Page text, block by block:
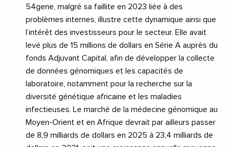
54gene, malgré sa faillite en 2023 liée à des
problèmes internes, illustre cette dynamique ainsi que
l’intérêt des investisseurs pour le secteur. Elle avait
levé plus de 15 millions de dollars en Série A auprès du
fonds Adjuvant Capital, afin de développer la collecte
de données génomiques et les capacités de
laboratoire, notamment pour la recherche sur la
diversité génétique africaine et les maladies
infectieuses. Le marché de la médecine génomique au
Moyen-Orient et en Afrique devrait par ailleurs passer
de 8,9 milliards de dollars en 2025 à 23,4 milliards de